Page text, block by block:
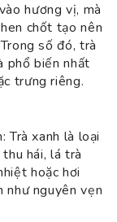
hương vị, mà
chốt tạo nên
số đó, trà
phổ biến nhất
trưng riêng.
Trà xanh là loại
hái, lá trà
hoặc hơi
như nguyên vẹn